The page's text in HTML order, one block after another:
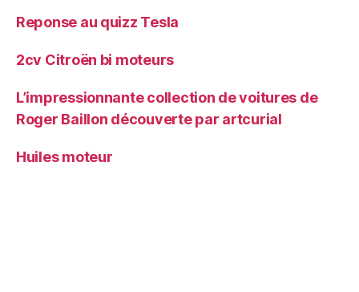
Reponse au quizz Tesla
2cv Citroën bi moteurs
L’impressionnante collection de voitures de
Roger Baillon découverte par artcurial
Huiles moteur